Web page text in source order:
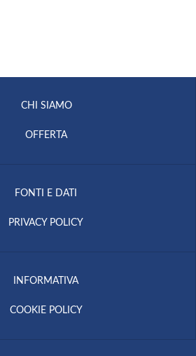
CHI SIAMO
OFFERTA
FONTI E DATI
PRIVACY POLICY
INFORMATIVA
COOKIE POLICY